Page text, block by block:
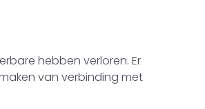
hebben verloren. Er
van verbinding met